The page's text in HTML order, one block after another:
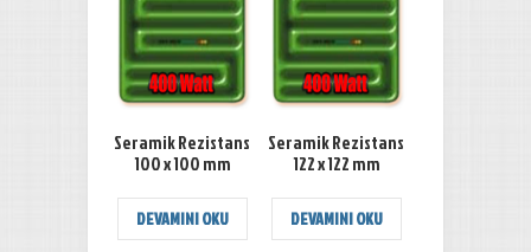
Seramik Rezistans
100 x 100 mm
DEVAMINI OKU
Seramik Rezistans
122 x 122 mm
DEVAMINI OKU